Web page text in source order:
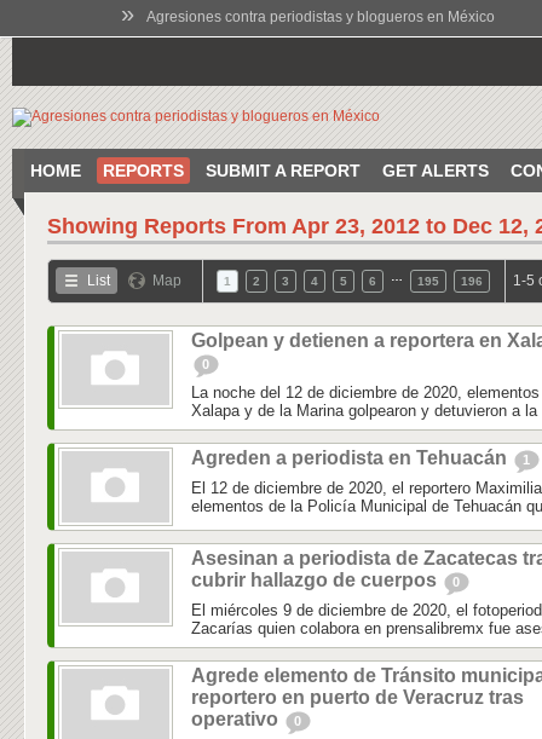
» Agresiones contra periodistas y blogueros en México
HOME REPORTS SUBMIT A REPORT GET ALERTS
Showing Reports From Apr 23, 2012 to Dec 12,
List Map 1 2 3 4 5 6 195 196 1-5
Golpean y detienen a reportera en
0
La noche del 12 de diciembre de 2020,
Xalapa y de la Marina golpearon y detuvieron a la
Agreden a periodista en Tehuacán 1
El 12 de diciembre de 2020, el reportero
elementos de la Policía Municipal de Tehuacán
Asesinan a periodista de Zacatecas
cubrir hallazgo de cuerpos
0
El miércoles 9 de diciembre de 2020, el
Zacarías quien colabora en prensalibremx fue
Agrede elemento de Tránsito
reportero en puerto de Veracruz tras
operativo
0